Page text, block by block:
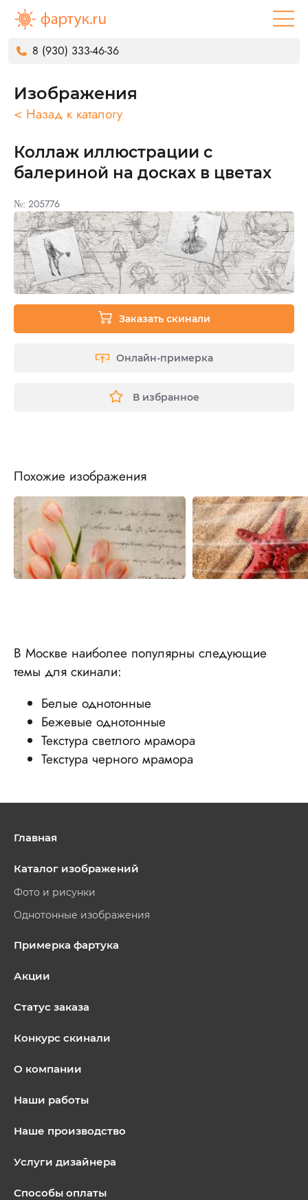
8 (930) 333-46-36
Изображения
< Назад к каталогу
Коллаж иллюстрации с
балериной на досках в цветах
№: 205776
Заказать скинали
Онлайн-примерка
В избранное
Похожие изображения
В Москве наиболее популярны следующие
темы для скинали:
Белые однотонные
Бежевые однотонные
Текстура светлого мрамора
Текстура черного мрамора
Главная
Каталог изображений
Фото и рисунки
Однотонные изображения
Примерка фартука
Акции
Статус заказа
Конкурс скинали
О компании
Наши работы
Наше производство
Услуги дизайнера
Способы оплаты